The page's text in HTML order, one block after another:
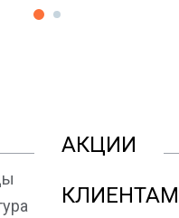
АКЦИИ
КЛИЕНТАМ